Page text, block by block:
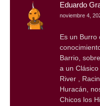
Eduardo
noviembre 4,
Es un Burro
Barrio,
a un
River ,
Huracán,
Chicos los